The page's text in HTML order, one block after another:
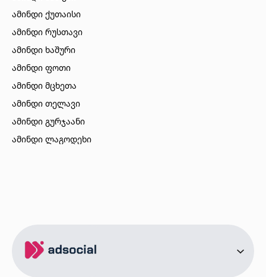
ამინდი ქუთაისი
ამინდი რუსთავი
ამინდი ხაშური
ამინდი ფოთი
ამინდი მცხეთა
ამინდი თელავი
ამინდი გურჯაანი
ამინდი ლაგოდეხი
ამინდი ზუგდიდი